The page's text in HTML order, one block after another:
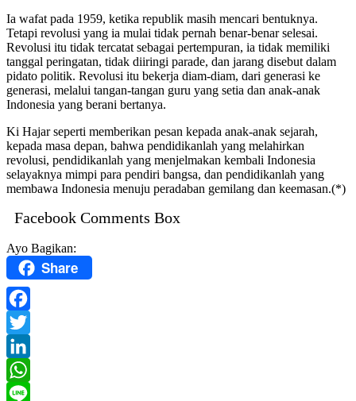
Ia wafat pada 1959, ketika republik masih mencari bentuknya.
Tetapi revolusi yang ia mulai tidak pernah benar-benar selesai.
Revolusi itu tidak tercatat sebagai pertempuran, ia tidak memiliki
tanggal peringatan, tidak diiringi parade, dan jarang disebut dalam
pidato politik. Revolusi itu bekerja diam-diam, dari generasi ke
generasi, melalui tangan-tangan guru yang setia dan anak-anak
Indonesia yang berani bertanya.
Ki Hajar seperti memberikan pesan kepada anak-anak sejarah,
kepada masa depan, bahwa pendidikanlah yang melahirkan
revolusi, pendidikanlah yang menjelmakan kembali Indonesia
selayaknya mimpi para pendiri bangsa, dan pendidikanlah yang
membawa Indonesia menuju peradaban gemilang dan keemasan.(*)
Facebook Comments Box
Ayo Bagikan:
Share
Facebook
Twitter
LinkedIn
WhatsApp